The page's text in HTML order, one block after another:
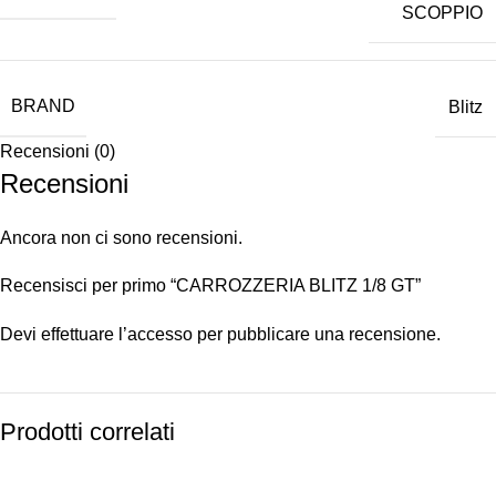
SCOPPIO
BRAND Blitz
Recensioni (0)
Recensioni
Ancora non ci sono recensioni.
Recensisci per primo “CARROZZERIA BLITZ 1/8 GT”
Devi effettuare l’accesso per pubblicare una recensione.
Prodotti correlati